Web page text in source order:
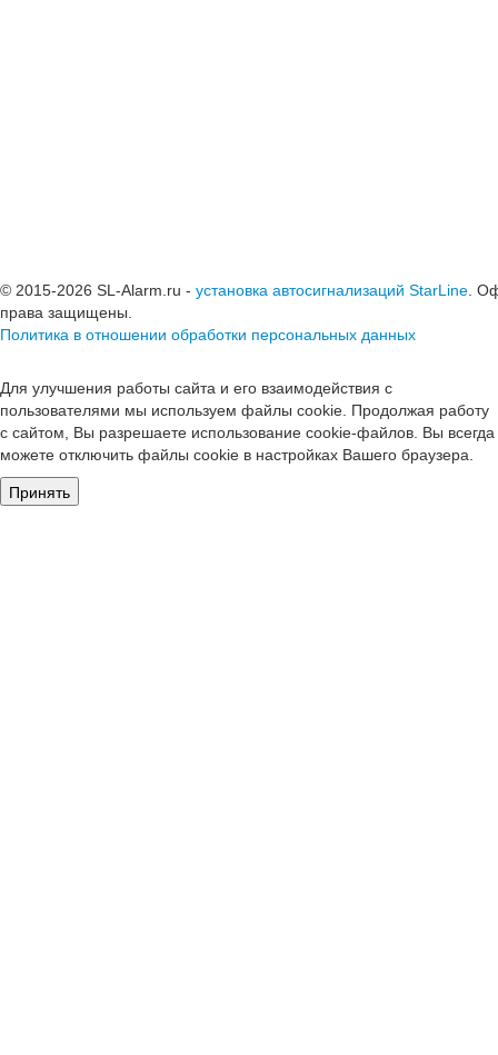
© 2015-2026 SL-Alarm.ru - установка автосигнализаций StarLine .
права защищены.
Политика в отношении обработки персональных данных
Для улучшения работы сайта и его взаимодействия с
пользователями мы используем файлы cookie. Продолжая работу
с сайтом, Вы разрешаете использование cookie-файлов. Вы всегда
можете отключить файлы cookie в настройках Вашего браузера.
Принять